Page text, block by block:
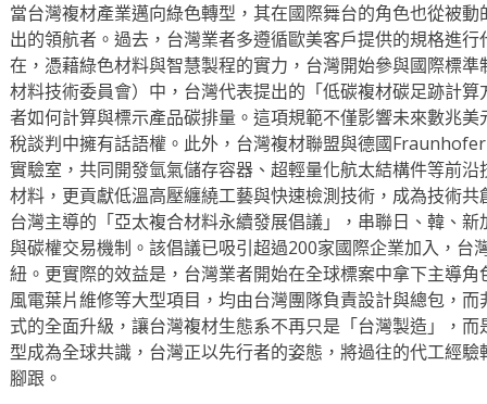
當台灣複材產業邁向綠色轉型，其在國際舞台的角色也從被
出的領航者。過去，台灣業者多遵循歐美客戶提供的規格進
在，憑藉綠色材料與智慧製程的實力，台灣開始參與國際標
材料技術委員會）中，台灣代表提出的「低碳複材碳足跡計
者如何計算與標示產品碳排量。這項規範不僅影響未來數兆
稅談判中擁有話語權。此外，台灣複材聯盟與德國
實驗室，共同開發氫氣儲存容器、超輕量化航太結構件等前
材料，更貢獻低溫高壓纏繞工藝與快速檢測技術，成為技術
台灣主導的「亞太複合材料永續發展倡議」，串聯日、韓、
與碳權交易機制。該倡議已吸引超過200家國際企業加入，台
紐。更實際的效益是，台灣業者開始在全球標案中拿下主導
風電葉片維修等大型項目，均由台灣團隊負責設計與總包，
式的全面升級，讓台灣複材生態系不再只是「台灣製造」，
型成為全球共識，台灣正以先行者的姿態，將過往的代工經
腳跟。